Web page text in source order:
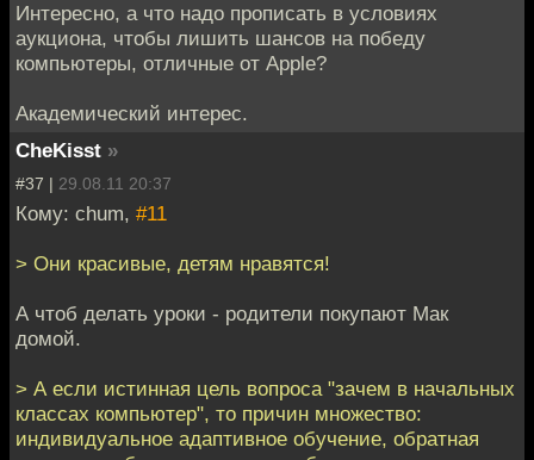
Интересно, а что надо прописать в условиях
аукциона, чтобы лишить шансов на победу
компьютеры, отличные от Apple?
Академический интерес.
CheKisst »
#37 | 29.08.11 20:37
Кому: chum, #11
> Они красивые, детям нравятся!
А чтоб делать уроки - родители покупают Мак
домой.
> А если истинная цель вопроса "зачем в начальных
классах компьютер", то причин множество:
индивидуальное адаптивное обучение, обратная